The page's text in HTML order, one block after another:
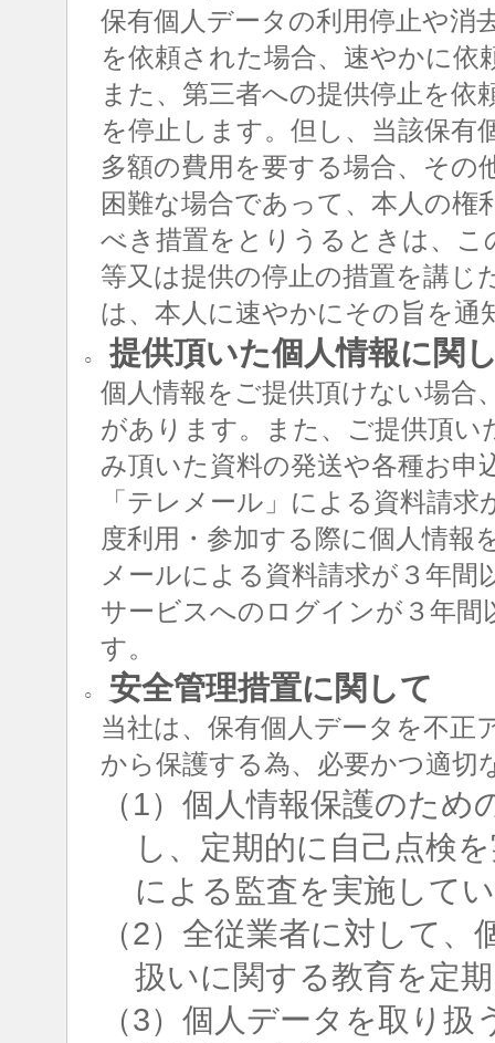
保有個人データの利用停止や消
を依頼された場合、速やかに
また、第三者への提供停止を
を停止します。但し、当該保有
多額の費用を要する場合、その
困難な場合であって、本人の
べき措置をとりうるときは、
等又は提供の停止の措置を講
は、本人に速やかにその旨を通
○ 提供頂いた個人情報に関
個人情報をご提供頂けない場合
があります。また、ご提供頂い
み頂いた資料の発送や各種お
「テレメール」による資料請
度利用・参加する際に個人情
メールによる資料請求が３年間
サービスへのログインが３年間
す。
○ 安全管理措置に関して
当社は、保有個人データを不正
から保護する為、必要かつ適切
（1）個人情報保護のた
し、定期的に自己点検
による監査を実施して
（2）全従業者に対して
扱いに関する教育を定
（3）個人データを取り